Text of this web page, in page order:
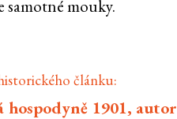
samotné mouky.
článku:
hospodyně 1901,